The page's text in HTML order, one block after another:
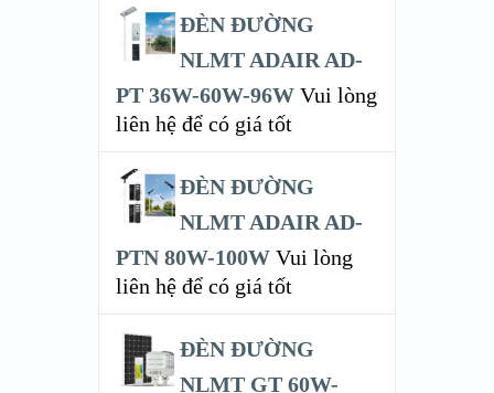
ĐÈN ĐƯỜNG
NLMT ADAIR AD-
PT 36W-60W-96W Vui lòng
liên hệ để có giá tốt
ĐÈN ĐƯỜNG
NLMT ADAIR AD-
PTN 80W-100W Vui lòng
liên hệ để có giá tốt
ĐÈN ĐƯỜNG
NLMT GT 60W-